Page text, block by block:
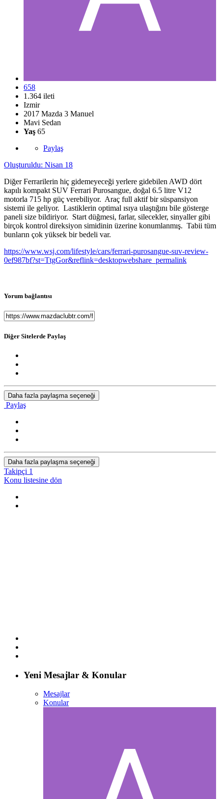
658
1.364 ileti
Izmir
2017 Mazda 3 Manuel
Mavi Sedan
Yaş 65
Paylaş
Oluşturuldu: Nisan 18
Diğer Ferrarilerin hiç gidemeyeceği yerlere gidebilen AWD dört
kapılı kompakt SUV Ferrari Purosangue, doğal 6.5 litre V12
motorla 715 hp güç verebiliyor. Araç full aktif bir süspansiyon
sistemi ile geliyor. Lastiklerin optimal ısıya ulaştığını bile gösterge
paneli size bildiriyor. Start düğmesi, farlar, silecekler, sinyaller gibi
birçok kontrol direksiyon simidinin üzerine konumlanmış. Tabii tüm
bunların çok yüksek bir bedeli var.
https://www.wsj.com/lifestyle/cars/ferrari-purosangue-suv-review-
0ef987bf?st=TtgGor&reflink=desktopwebshare_permalink
Yorum bağlantısı
Diğer Sitelerde Paylaş
Daha fazla paylaşma seçeneği
Paylaş
Daha fazla paylaşma seçeneği
Takipçi 1
Konu listesine dön
Yeni Mesajlar & Konular
Mesajlar
Konular